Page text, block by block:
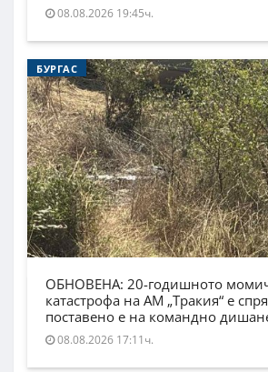
08.08.2026 19:45ч.
БУРГАС
ОБНОВЕНА: 20-годишното
катастрофа на АМ „Тракия“ е
поставено е на командно
08.08.2026 17:11ч.